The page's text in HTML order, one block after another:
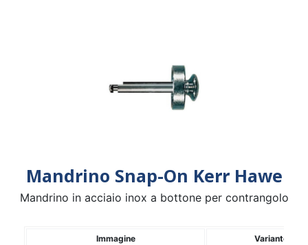
Mandrino Snap-On Kerr Hawe
Mandrino in acciaio inox a bottone per contrangolo
Immagine Variante